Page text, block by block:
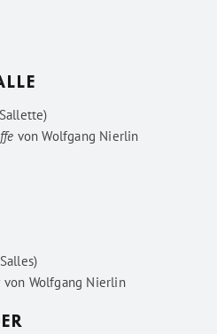
vonWolfgang Nierlin
von Wolfgang Nierlin